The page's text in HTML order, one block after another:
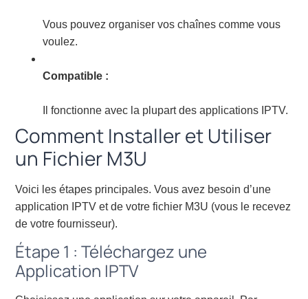
Vous pouvez organiser vos chaînes comme vous
voulez.
Compatible :
Il fonctionne avec la plupart des applications IPTV.
Comment Installer et Utiliser
un Fichier M3U
Voici les étapes principales. Vous avez besoin d’une
application IPTV et de votre fichier M3U (vous le recevez
de votre fournisseur).
Étape 1 : Téléchargez une
Application IPTV